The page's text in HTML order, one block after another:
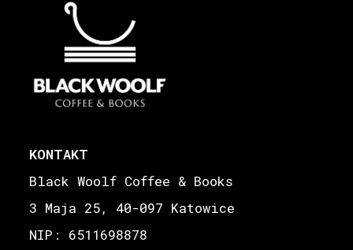
KONTAKT
Black Woolf Coffee & Books
3 Maja 25, 40-097 Katowice
NIP: 6511698878